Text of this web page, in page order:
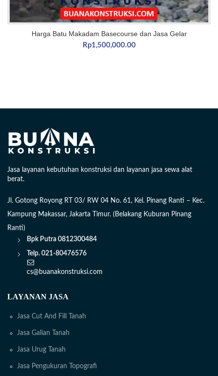
Harga Batu Makadam Basecourse dan Jasa Gelar
Rp1,500,000.00
Jasa layanan kebutuhan konstruksi dan layanan jasa sewa alat
berat.
Jl. Gotong Royong RT 03/ RW 04 No. 61, Kel. Pinang Ranti – Kec.
Kampung Makassar, Jakarta Timur. (Belakang Kuburan Pinang
Ranti)
Bpk Putra 0812300484
Telp. 021-80476576
cs@buanakonstruksi.com
LAYANAN JASA
Jasa Cut And Fill Tanah
Jasa Galian Tanah
Jasa Urug Tanah
Jasa Pengukuran Topografi